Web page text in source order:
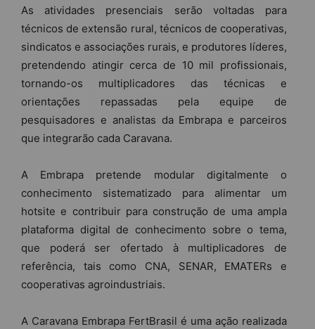
As atividades presenciais serão voltadas para
técnicos de extensão rural, técnicos de cooperativas,
sindicatos e associações rurais, e produtores líderes,
pretendendo atingir cerca de 10 mil profissionais,
tornando-os multiplicadores das técnicas e
orientações repassadas pela equipe de
pesquisadores e analistas da Embrapa e parceiros
que integrarão cada Caravana.
A Embrapa pretende modular digitalmente o
conhecimento sistematizado para alimentar um
hotsite e contribuir para construção de uma ampla
plataforma digital de conhecimento sobre o tema,
que poderá ser ofertado à multiplicadores de
referência, tais como CNA, SENAR, EMATERs e
cooperativas agroindustriais.
A Caravana Embrapa FertBrasil é uma ação realizada